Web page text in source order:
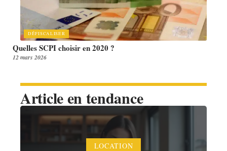
DÉFISCALISER
Quelles SCPI choisir en 2020 ?
12 mars 2026
Article en tendance
LOCATION